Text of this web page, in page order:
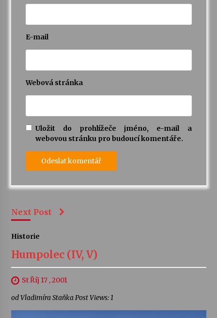
E-mail
Webová stránka
Uložit do prohlížeče jméno, e-mail a
webovou stránku pro budoucí komentáře.
Next Post
Historie
Humpolec (IV, V)
St Říj 17 , 2001
od Vladimíra Staňka Post Views: 1